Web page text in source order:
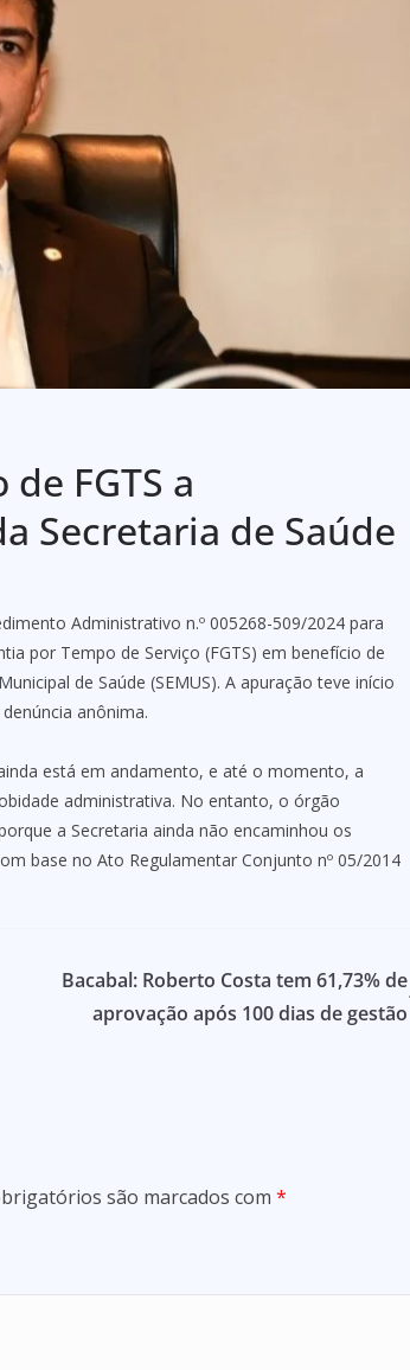
FGTS a
Secretaria de Saúde
Administrativo n.º 005268-509/2024 para
por Tempo de Serviço (FGTS) em benefício de
de Saúde (SEMUS). A apuração teve início
anônima.
está em andamento, e até o momento, a
administrativa. No entanto, o órgão
a Secretaria ainda não encaminhou os
base no Ato Regulamentar Conjunto nº 05/2014
Bacabal: Roberto Costa tem 61,73% de
aprovação após 100 dias de gestão
são marcados com *